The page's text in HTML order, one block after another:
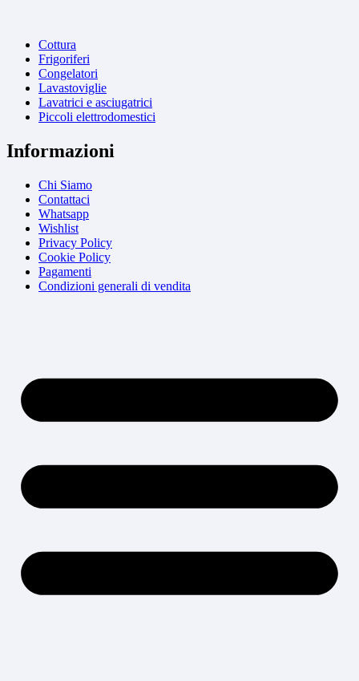
Cottura
Frigoriferi
Congelatori
Lavastoviglie
Lavatrici e asciugatrici
Piccoli elettrodomestici
Informazioni
Chi Siamo
Contattaci
Whatsapp
Wishlist
Privacy Policy
Cookie Policy
Pagamenti
Condizioni generali di vendita